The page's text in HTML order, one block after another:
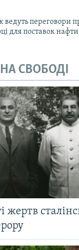
ведуть переговори
для поставок нафти
СВОБОДІ
жертв